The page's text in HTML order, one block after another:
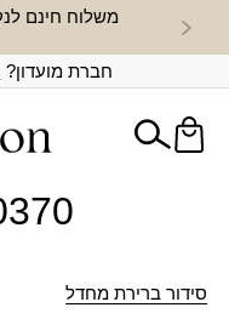
משלוח חינם
חברת מועדון?
10370 -
סידור ברירת מחדל